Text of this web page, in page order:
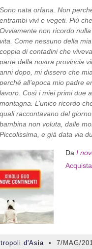
Sono nata orfana. Non
entrambi vivi e vegeti. Più
Ovviamente non ricordo
vita. Come nessuno della
coppia di contadini che
parte della nostra provincia
anni dopo, mi dissero che
perché all’epoca mio padre
lavoro. Così i miei primi due
montagna. L’unico ricordo
quali raccontavano del
bambina non voluta, dalle
Piccolissima, e già data via
Da I
d'Asia • 7/MAG/